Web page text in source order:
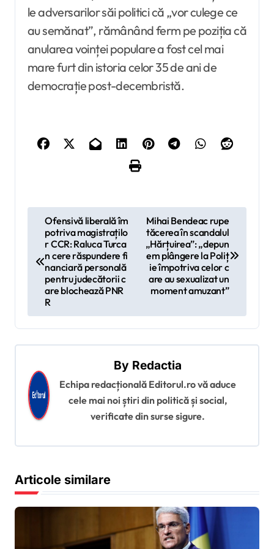
le adversarilor săi politici că „vor culege ce
au semănat”, rămânând ferm pe poziția că
anularea voinței populare a fost cel mai
mare furt din istoria celor 35 de ani de
democrație post-decembristă.
a
î
n
a
i
c
Ofensivă liberală îm
potriva magistrațilo
r CCR: Raluca Turca
n cere răspundere fi
nanciară personală
pentru judecătorii c
are blochează PNR
R
Mihai Bendeac rupe
tăcerea în scandalul
„Hărțuirea”: „depun
em plângere la Poliț
ie împotriva celor c
are au sexualizat un
moment amuzant”
By Redactia
Echipa redacțională Editorul.ro vă aduce
cele mai noi știri din politică și social,
verificate din surse sigure.
Articole similare